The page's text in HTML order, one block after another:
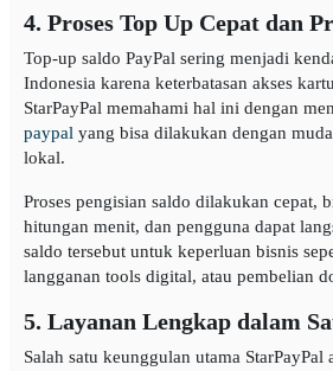
4. Proses Top Up Cepat dan
Top-up saldo PayPal sering menjadi
Indonesia karena keterbatasan akses
StarPayPal memahami hal ini dengan
paypal yang bisa dilakukan dengan
lokal.
Proses pengisian saldo dilakukan cepat,
hitungan menit, dan pengguna dapat
saldo tersebut untuk keperluan bisnis
langganan tools digital, atau pembelian
5. Layanan Lengkap dalam
Salah satu keunggulan utama StarPayPal